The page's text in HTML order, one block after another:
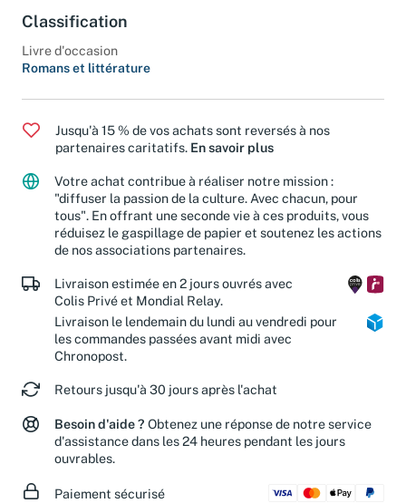
Classification
Livre d'occasion
Romans et littérature
Jusqu'à 15 % de vos achats sont reversés à nos
partenaires caritatifs. En savoir plus
Votre achat contribue à réaliser notre mission :
"diffuser la passion de la culture. Avec chacun, pour
tous". En offrant une seconde vie à ces produits, vous
réduisez le gaspillage de papier et soutenez les actions
de nos associations partenaires.
Livraison estimée en 2 jours ouvrés avec
Colis Privé et Mondial Relay.
Livraison le lendemain du lundi au vendredi pour
les commandes passées avant midi avec
Chronopost.
Retours jusqu'à 30 jours après l'achat
Besoin d'aide ? Obtenez une réponse de notre service
d'assistance dans les 24 heures pendant les jours
ouvrables.
Paiement sécurisé